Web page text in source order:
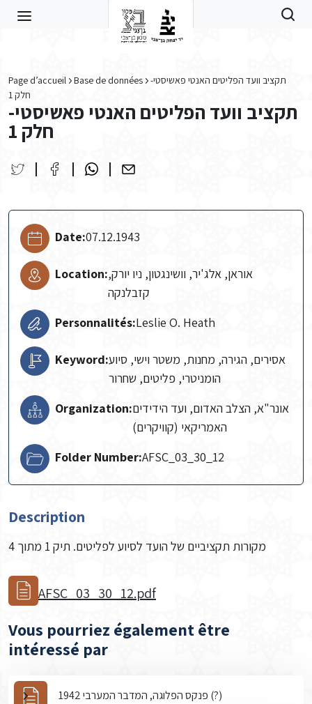
Page d’accueil Base de données
תקציב וועד הפליטים האנטי פאשיסטי-
חלק 1
תקציב וועד הפליטים האנטי פאשיסטי-
חלק 1
Date:07.12.1943
Location:אוראן, אלג'יר, וושינגטון, ניו יורק,
קזבלנקה
Personnalités:Leslie O. Heath
Keyword:אסירים, הגירה, מחנות, משטר וישי, סיוע
הומניטרי, פליטים, שחרור
Organization:אונר"א, הצלב האדום, ועד הידידים
האמריקאי (קוויקרים)
Folder Number:AFSC_03_30_12
Description
מקורות תקציביים של הועד לסיוע לפליטים. תיק 1 מתוך 4
AFSC_03_30_12.pdf
Vous pourriez également être
intéressé par
פנקס הפלוגה, המדבר המערבי 1942 (?)